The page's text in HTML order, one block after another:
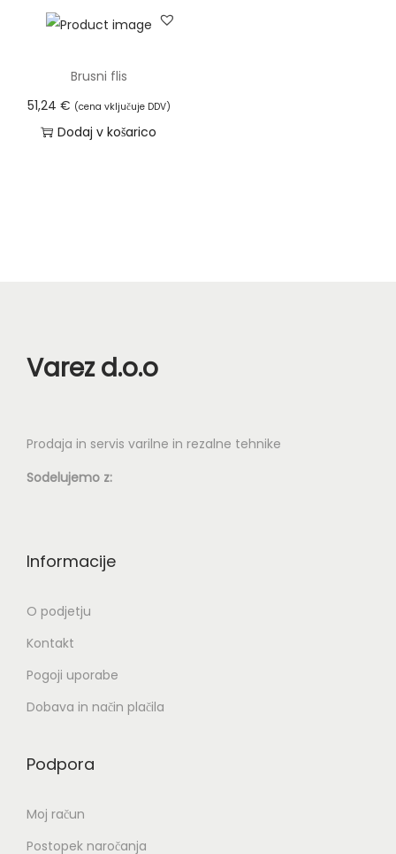
Brusni flis
51,24 € (cena vključuje DDV)
Dodaj v košarico
Varez d.o.o
Prodaja in servis varilne in rezalne tehnike
Sodelujemo z:
Informacije
O podjetju
Kontakt
Pogoji uporabe
Dobava in način plačila
Podpora
Moj račun
Postopek naročanja